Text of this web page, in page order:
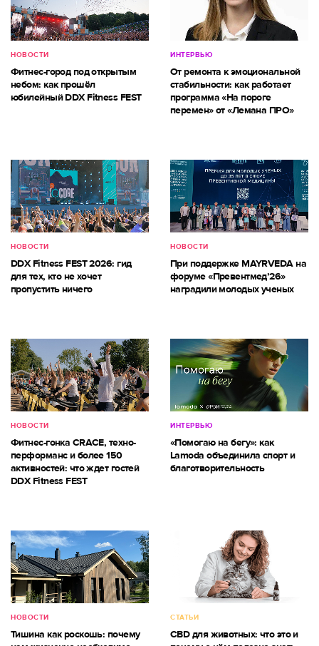
НОВОСТИ
Фитнес-город под открытым
небом: как прошёл
юбилейный DDX Fitness FEST
ИНТЕРВЬЮ
От ремонта к эмоциональной
стабильности: как работает
программа «На пороге
перемен» от «Лемана ПРО»
НОВОСТИ
DDX Fitness FEST 2026: гид
для тех, кто не хочет
пропустить ничего
НОВОСТИ
При поддержке MAYRVEDA на
форуме «Превентмед’26»
наградили молодых ученых
НОВОСТИ
Фитнес-гонка CRACE, техно-
перформанс и более 150
активностей: что ждет гостей
DDX Fitness FEST
ИНТЕРВЬЮ
«Помогаю на бегу»: как
Lamoda объединила спорт и
благотворительность
НОВОСТИ
Тишина как роскошь: почему
СТАТЬИ
CBD для животных: что это и